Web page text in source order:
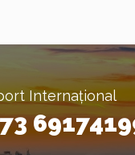
Internațional